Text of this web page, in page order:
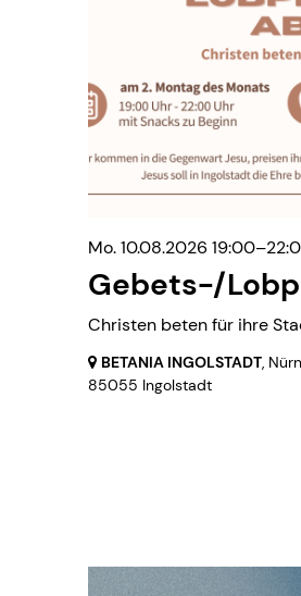
Mo. 10.08.2026
Gebets-/
Christen beten für ihre
BETANIA INGOLSTADT,
85055 Ingolstadt